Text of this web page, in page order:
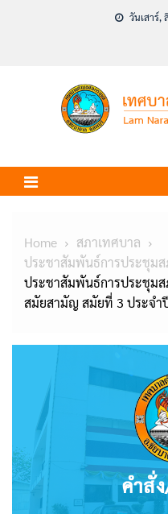
วันเสาร์,
Home
สภาเทศบาล
ประชาสัมพันธ์การประชุมส
ประชาสัมพันธ์การประชุม
สมัยสามัญ สมัยที่ 3 ประจำ